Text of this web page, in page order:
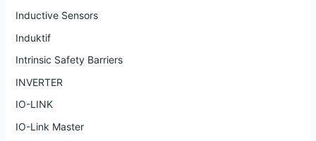
Inductive Sensors
Induktif
Intrinsic Safety Barriers
INVERTER
IO-LINK
IO-Link Master